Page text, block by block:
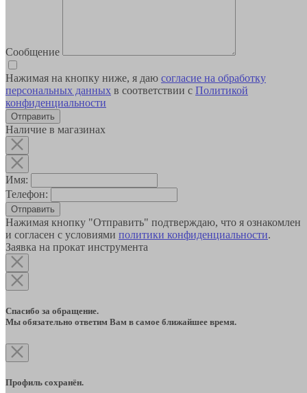
Сообщение
Нажимая на кнопку ниже, я даю согласие на обработку
персональных данных в соответствии с Политикой
конфиденциальности
Наличие в магазинах
Имя:
Телефон:
Отправить
Нажимая кнопку "Отправить" подтверждаю, что я ознакомлен
и согласен с условиями политики конфиденциальности.
Заявка на прокат инструмента
Спасибо за обращение.
Мы обязательно ответим Вам в самое ближайшее время.
Профиль сохранён.